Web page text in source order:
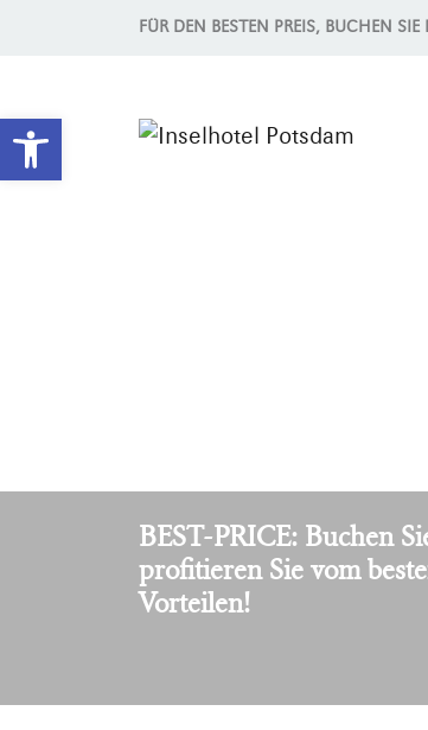
Werkzeugleiste öffnen
FÜR DEN BESTEN PREIS, BUCHEN
BEST-PRICE: Buchen
profitieren Sie vom
Vorteilen!